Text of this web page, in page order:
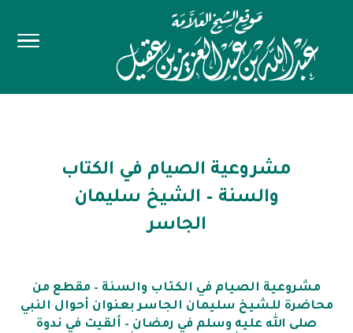
مشروعية الصيام في الكتاب
والسنة – الشيخ سليمان
الجاسر
مشروعية الصيام في الكتاب والسنة – مقطع من
محاضرة للشيخ سليمان الجاسر بعنوان أحوال النبي
صلى الله عليه وسلم في رمضان – ألقيت في ندوة